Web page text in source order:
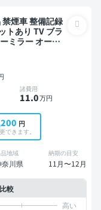
トあり TV ブラ
ミラー オート
減
諸費用
11.0万円
円
できます。
地域
奈川県
納期の目安
11月〜12月
較